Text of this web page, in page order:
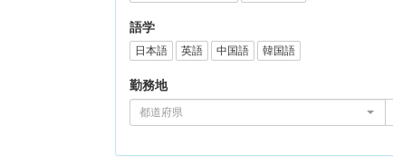
語学
日本語 英語 中国語 韓国語
勤務地
都道府県